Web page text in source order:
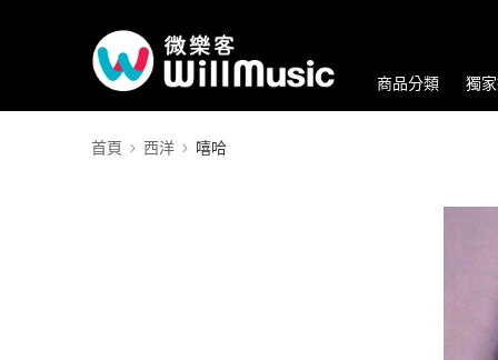
商品分類 獨
首頁 西洋 嘻哈